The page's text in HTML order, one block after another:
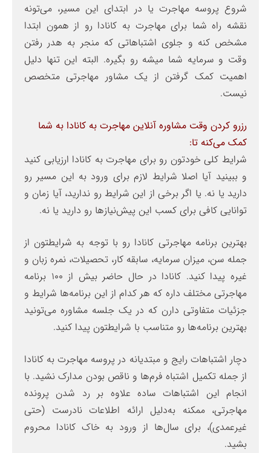
شروع پروسه مهاجرت یا در ابتدای این مسیر، می‌تونه
نقشه راه شما برای مهاجرت به کانادا رو از همون ابتدا
مشخص کنه و جلوی اشتباهاتی که منجر به هدر رفتن
وقت و سرمایه شما میشه رو بگیره. البته این تنها دلیل
اهمیت کمک گرفتن از یک مشاور مهاجرتی متخصص
نیست.
رزرو کردن وقت مشاوره آنلاین مهاجرت به کانادا به شما
کمک می‌کنه تا:
شرایط کلی خودتون رو برای مهاجرت به کانادا ارزیابی کنید
و ببینید آیا اصلا شرایط لازم برای ورود به این مسیر رو
دارید یا نه. یا اگر برخی از این شرایط رو ندارید، آیا زمان و
توانایی کافی برای کسب این پیش‌نیازها رو دارید یا نه.
بهترین برنامه مهاجرتی کانادا رو با توجه به شرایطتون از
جمله سن، میزان سرمایه، سابقه کار، تحصیلات، نمره زبان و
غیره پیدا کنید. کانادا در حال حاضر بیش از 100 برنامه
مهاجرتی مختلف داره که هر کدام از این برنامه‌ها شرایط و
جزئیات متفاوتی دارن که در یک جلسه مشاوره می‌تونید
بهترین برنامه‌ها رو متناسب با شرایطتون پیدا کنید.
دچار اشتباهات رایج و مبتدیانه در پروسه مهاجرت به کانادا
از جمله تکمیل اشتباه فرم‌ها و ناقص بودن مدارک نشید. با
انجام این اشتباهات ساده علاوه بر رد شدن پرونده
مهاجرتی، ممکنه به‌دلیل ارائه اطلاعات نادرست (حتی
غیرعمدی)، برای سال‌ها از ورود به خاک کانادا محروم
بشید.